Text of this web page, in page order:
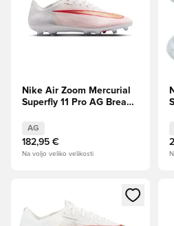
Nike Air Zoom Mercurial
Superfly 11 Pro AG Break
AG
182,95 €
Na voljo veliko velikosti
Odpre Modal za prijavo ali vpis